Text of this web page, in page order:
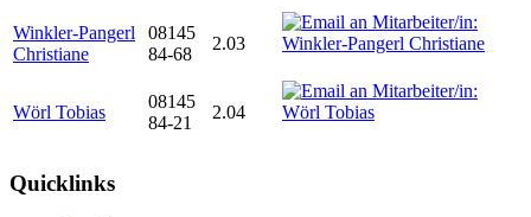
Winkler-Pangerl
Christiane
08145
84-68
2.03
Wörl Tobias
08145
84-21
2.04
Quicklinks